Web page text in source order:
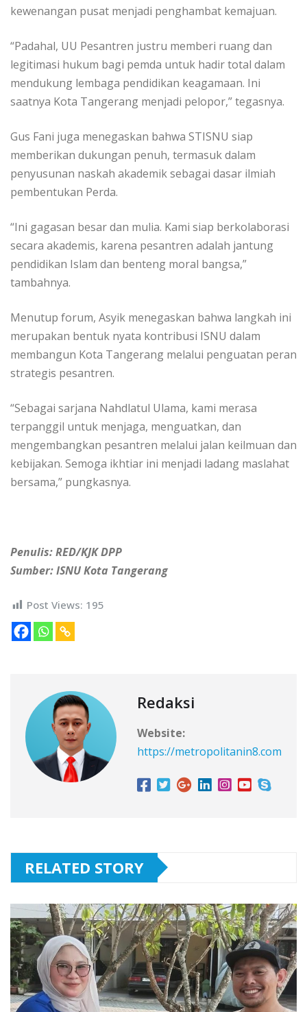
kewenangan pusat menjadi penghambat kemajuan.
“Padahal, UU Pesantren justru memberi ruang dan
legitimasi hukum bagi pemda untuk hadir total dalam
mendukung lembaga pendidikan keagamaan. Ini
saatnya Kota Tangerang menjadi pelopor,” tegasnya.
Gus Fani juga menegaskan bahwa STISNU siap
memberikan dukungan penuh, termasuk dalam
penyusunan naskah akademik sebagai dasar ilmiah
pembentukan Perda.
“Ini gagasan besar dan mulia. Kami siap berkolaborasi
secara akademis, karena pesantren adalah jantung
pendidikan Islam dan benteng moral bangsa,”
tambahnya.
Menutup forum, Asyik menegaskan bahwa langkah ini
merupakan bentuk nyata kontribusi ISNU dalam
membangun Kota Tangerang melalui penguatan peran
strategis pesantren.
“Sebagai sarjana Nahdlatul Ulama, kami merasa
terpanggil untuk menjaga, menguatkan, dan
mengembangkan pesantren melalui jalan keilmuan dan
kebijakan. Semoga ikhtiar ini menjadi ladang maslahat
bersama,” pungkasnya.
Penulis: RED/KJK DPP
Sumber: ISNU Kota Tangerang
Post Views: 195
Redaksi
Website:
https://metropolitanin8.com
RELATED STORY